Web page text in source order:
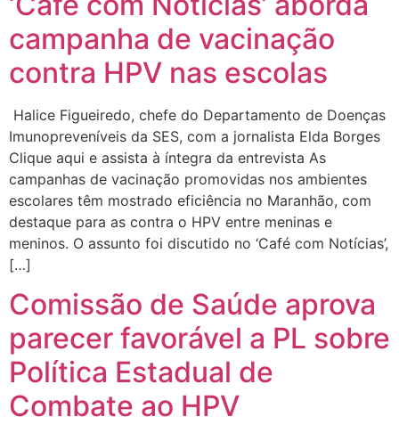
campanha de vacinação
contra HPV nas escolas
Halice Figueiredo, chefe do Departamento de Doenças
Imunopreveníveis da SES, com a jornalista Elda Borges
Clique aqui e assista à íntegra da entrevista As
campanhas de vacinação promovidas nos ambientes
escolares têm mostrado eficiência no Maranhão, com
destaque para as contra o HPV entre meninas e
meninos. O assunto foi discutido no ‘Café com Notícias’,
[…]
Comissão de Saúde aprova
parecer favorável a PL sobre
Política Estadual de
Combate ao HPV